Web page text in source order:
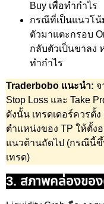
Buy เพื่อทำกำไร
กรณีที่เป็นแนวโน้
ตัวมาแตะกรอบ
กลับตัวเป็นขาลง
ทำกำไร
Traderbobo แนะนำ:
Stop Loss และ Take
ดังนั้น เทรดเดอร์ควรตั้
ตำแหน่งของ TP ให้ตั้ง
แนวต้านถัดไป (กรณีนี้ขึ้
เทรด)
3. สภาพคล่องขอ